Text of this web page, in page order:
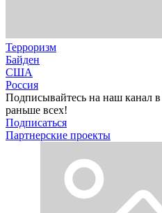
Терроризм
Байден
США
Россия
Подписывайтесь на наш канал
раньше всех!
Подписаться
Партнерские проекты